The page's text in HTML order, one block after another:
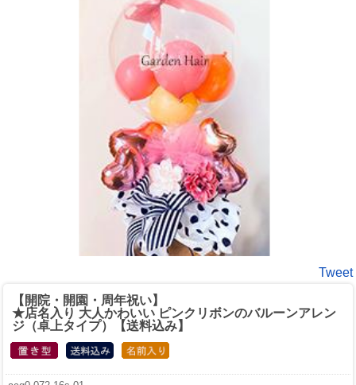
Tweet
【開院・開園・周年祝い】
★店名入り 大人かわいい ピンクリボンのバルーンアレン
ジ（卓上タイプ）【送料込み】